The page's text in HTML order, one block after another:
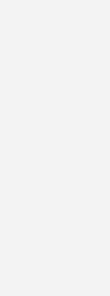
Lösungen aus, die sich vor
Mehrwert gegenüber
Die diesjährigen Preisträger
– in der Kategorie „Business to
der Güntner Air cooler DUAL